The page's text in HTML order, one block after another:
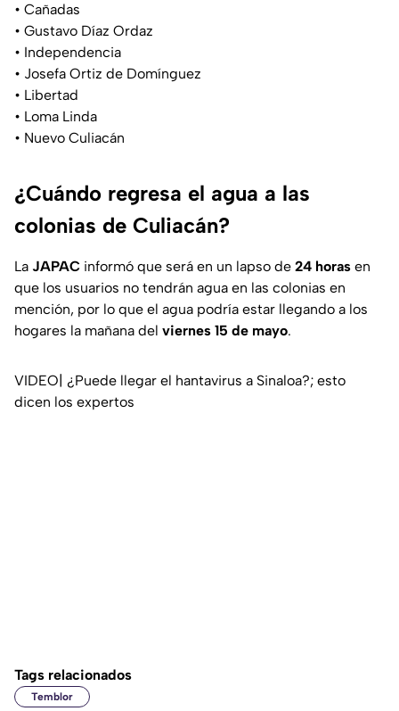
• Cañadas
• Gustavo Díaz Ordaz
• Independencia
• Josefa Ortiz de Domínguez
• Libertad
• Loma Linda
• Nuevo Culiacán
¿Cuándo regresa el agua a las
colonias de Culiacán?
La JAPAC informó que será en un lapso de 24 horas en
que los usuarios no tendrán agua en las colonias en
mención, por lo que el agua podría estar llegando a los
hogares la mañana del viernes 15 de mayo.
VIDEO| ¿Puede llegar el hantavirus a Sinaloa?; esto
dicen los expertos
Tags relacionados
Temblor